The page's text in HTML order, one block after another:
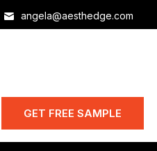
angela@aesthedge.com
GET FREE SAMPLE